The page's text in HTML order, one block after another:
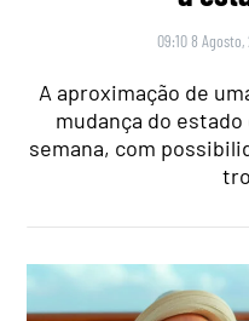
09:10 8 Agosto,
A aproximação de
mudança do
semana, com